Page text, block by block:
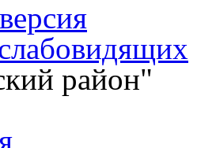
район"